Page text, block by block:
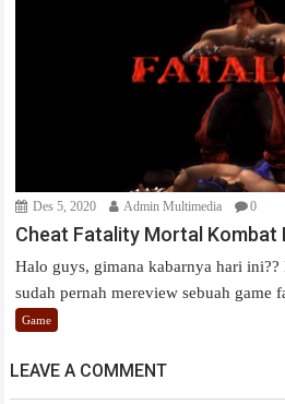
Des 5, 2020 Admin Multimedia 0
Cheat Fatality Mortal Kombat
Halo guys, gimana kabarnya hari
sudah pernah mereview sebuah game
Game
LEAVE A COMMENT